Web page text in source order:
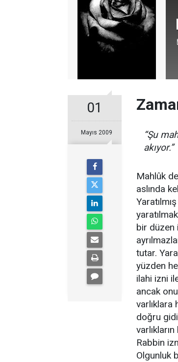
01
Mayıs 2009
“Şu
akıyor.”
Mahlûk
aslında
bir düzen
tutar.
yüzden
ilahi izni
ancak
varlıklara
doğru
Rabbin
Olgunluk